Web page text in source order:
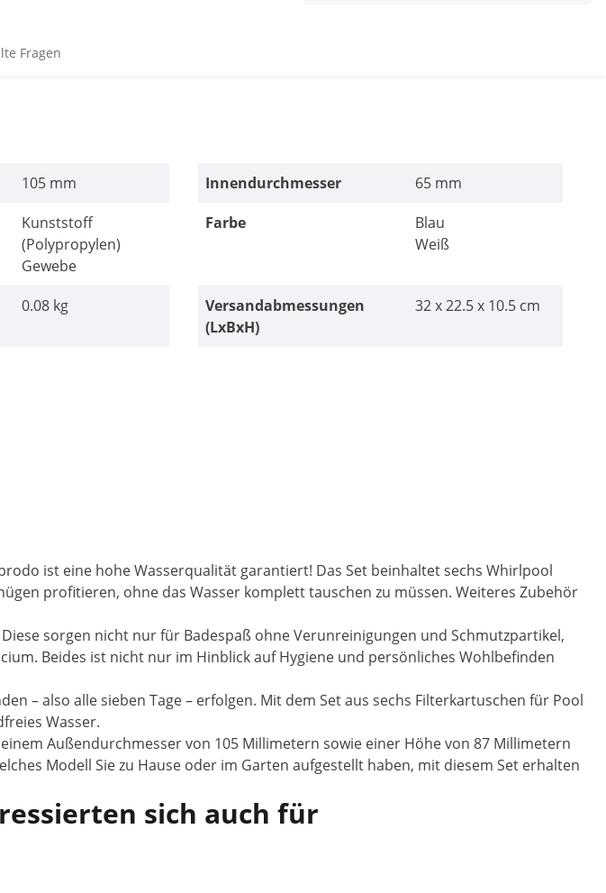
Fragen
105 mm Innendurchmesser
65 mm
Kunststoff
(Polypropylen)
Gewebe
Farbe
Blau
Weiß
0.08 kg
Versandabmessungen
(LxBxH)
32 x 22.5 x 10.5 cm
ist eine hohe Wasserqualität garantiert! Das Set beinhaltet sechs Whirlpool
profitieren, ohne das Wasser komplett tauschen zu müssen. Weiteres Zubehör
sorgen nicht nur für Badespaß ohne Verunreinigungen und Schmutzpartikel,
Beides ist nicht nur im Hinblick auf Hygiene und persönliches Wohlbefinden
– also alle sieben Tage – erfolgen. Mit dem Set aus sechs Filterkartuschen für Pool
Wasser.
Außendurchmesser von 105 Millimetern sowie einer Höhe von 87 Millimetern
Modell Sie zu Hause oder im Garten aufgestellt haben, mit diesem Set erhalten
sich auch für